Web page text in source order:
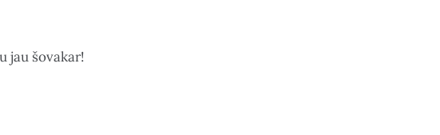
jau šovakar!